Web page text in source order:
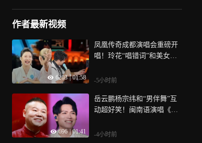
作者最新视频
6203 | 01:58
凤凰传奇成都演唱会重磅开
唱！玲花“唱错词”和美女跳
场
-5小时前
696 | 01:41
岳云鹏杨宗纬和“男伴舞”互
动超好笑！闽南语演唱《欢
-4小时前